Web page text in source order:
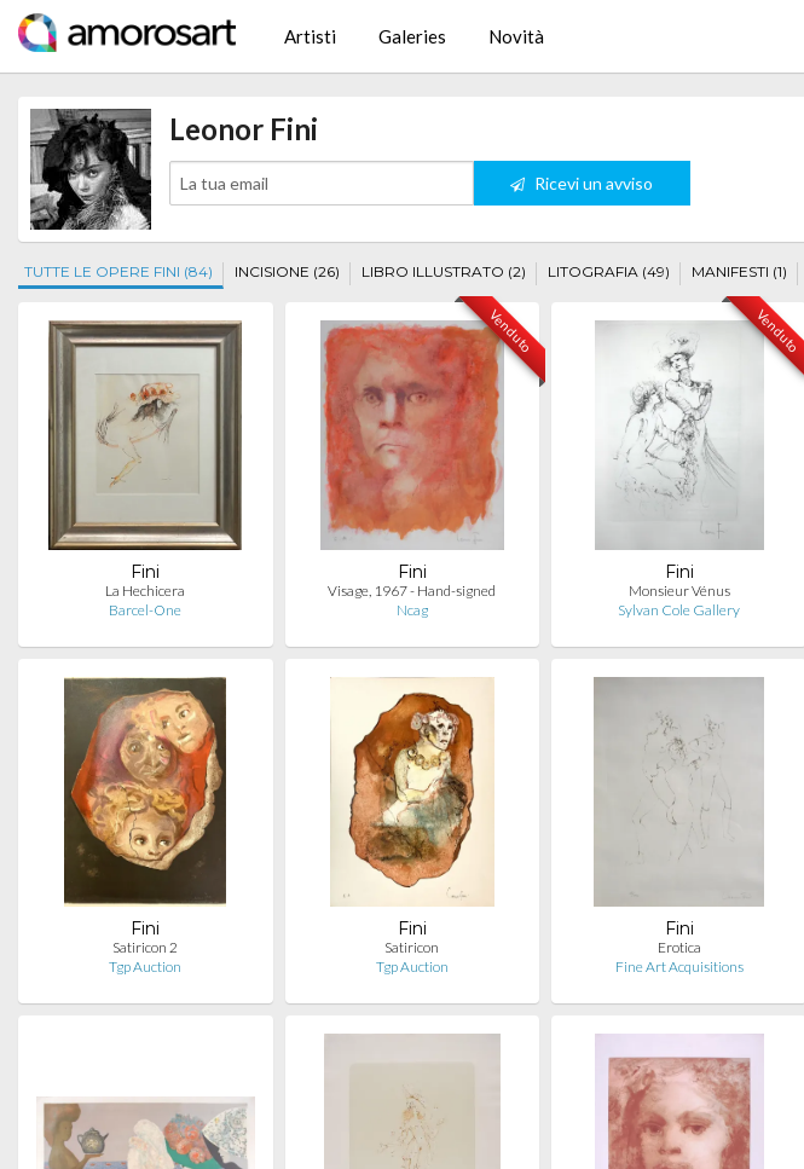
Artisti Galeries Novità
Leonor Fini
Ricevi un avviso
TUTTE LE OPERE FINI (84) INCISIONE (26) LIBRO ILLUSTRATO (2) LITOGRAFIA (49) MANIFESTI (1)
Fini
La Hechicera
Barcel-One
Venduto
Fini
Visage, 1967 - Hand-signed
Ncag
Venduto
Fini
Monsieur Vénus
Sylvan Cole Gallery
Fini
Satiricon 2
Tgp Auction
Fini
Satiricon
Tgp Auction
Fini
Erotica
Fine Art Acquisitions